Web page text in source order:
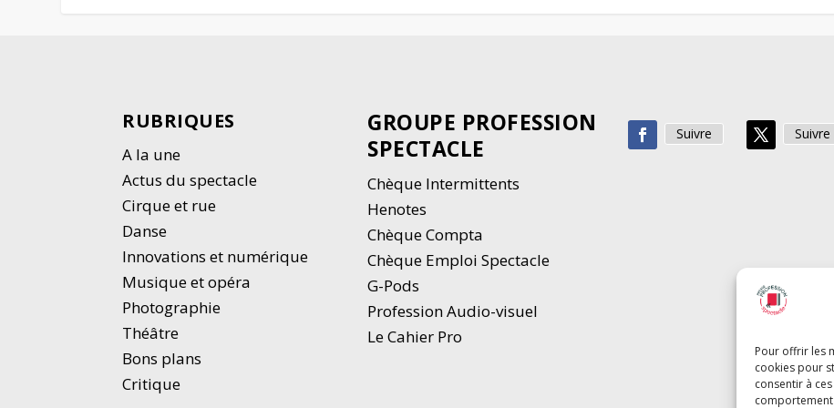
Pour offrir les
cookies pour
consentir à
comportement
RUBRIQUES
A la une
Actus du spectacle
Cirque et rue
Danse
Innovations et numérique
Musique et opéra
Photographie
Théâtre
Bons plans
Critique
GROUPE PROFESSION
SPECTACLE
Chèque Intermittents
Henotes
Chèque Compta
Chèque Emploi Spectacle
G-Pods
Profession Audio-visuel
Le Cahier Pro
Suivre Suivre